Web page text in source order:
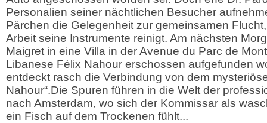
Personalien seiner nächtlichen Besucher
Pärchen die Gelegenheit zur gemeinsamen
Arbeit seine Instrumente reinigt. Am nächsten
Maigret in eine Villa in der Avenue du Parc de
Libanese Félix Nahour erschossen aufgefunden
entdeckt rasch die Verbindung von dem
Nahour“.Die Spuren führen in die Welt der
nach Amsterdam, wo sich der Kommissar als
ein Fisch auf dem Trockenen fühlt...